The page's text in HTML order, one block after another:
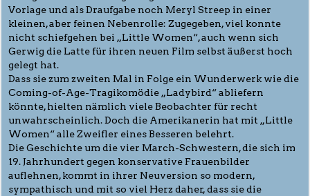
Vorlage und als Draufgabe noch Meryl Streep in einer
kleinen, aber feinen Nebenrolle: Zugegeben, viel konnte
nicht schiefgehen bei „Little Women“, auch wenn sich
Gerwig die Latte für ihren neuen Film selbst äußerst hoch
gelegt hat.
Dass sie zum zweiten Mal in Folge ein Wunderwerk wie die
Coming-of-Age-Tragikomödie „Ladybird“ abliefern
könnte, hielten nämlich viele Beobachter für recht
unwahrscheinlich. Doch die Amerikanerin hat mit „Little
Women“ alle Zweifler eines Besseren belehrt.
Die Geschichte um die vier March-Schwestern, die sich im
19. Jahrhundert gegen konservative Frauenbilder
auflehnen, kommt in ihrer Neuversion so modern,
sympathisch und mit so viel Herz daher, dass sie die